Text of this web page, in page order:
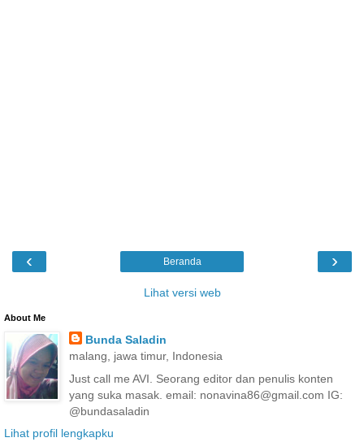
‹ ›
Beranda
Lihat versi web
About Me
Bunda Saladin
malang, jawa timur, Indonesia
Just call me AVI. Seorang editor dan penulis konten
yang suka masak. email: nonavina86@gmail.com IG:
@bundasaladin
Lihat profil lengkapku